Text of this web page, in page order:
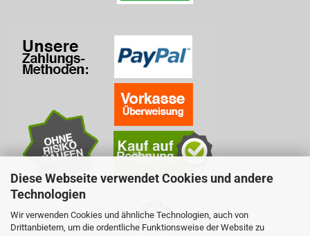
Diese Webseite verwendet Cookies und andere
Technologien
Wir verwenden Cookies und ähnliche Technologien, auch von
Drittanbietern, um die ordentliche Funktionsweise der Website zu